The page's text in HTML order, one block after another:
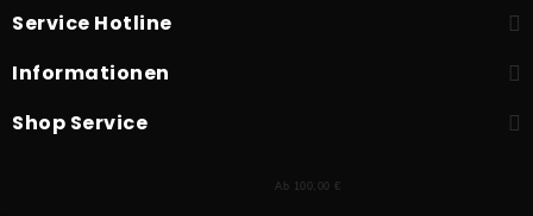
Service Hotline
Informationen
Shop Service
Ab 100,00 €